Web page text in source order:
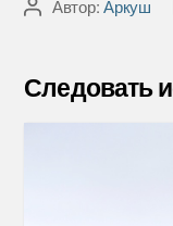
АвторАвтор:Аркуш
Следовать